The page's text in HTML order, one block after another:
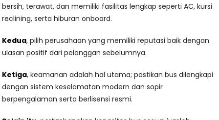
bersih, terawat, dan memiliki fasilitas lengkap seperti AC, kursi
reclining, serta hiburan onboard.
Kedua, pilih perusahaan yang memiliki reputasi baik dengan
ulasan positif dari pelanggan sebelumnya.
Ketiga, keamanan adalah hal utama; pastikan bus dilengkapi
dengan sistem keselamatan modern dan sopir
berpengalaman serta berlisensi resmi.